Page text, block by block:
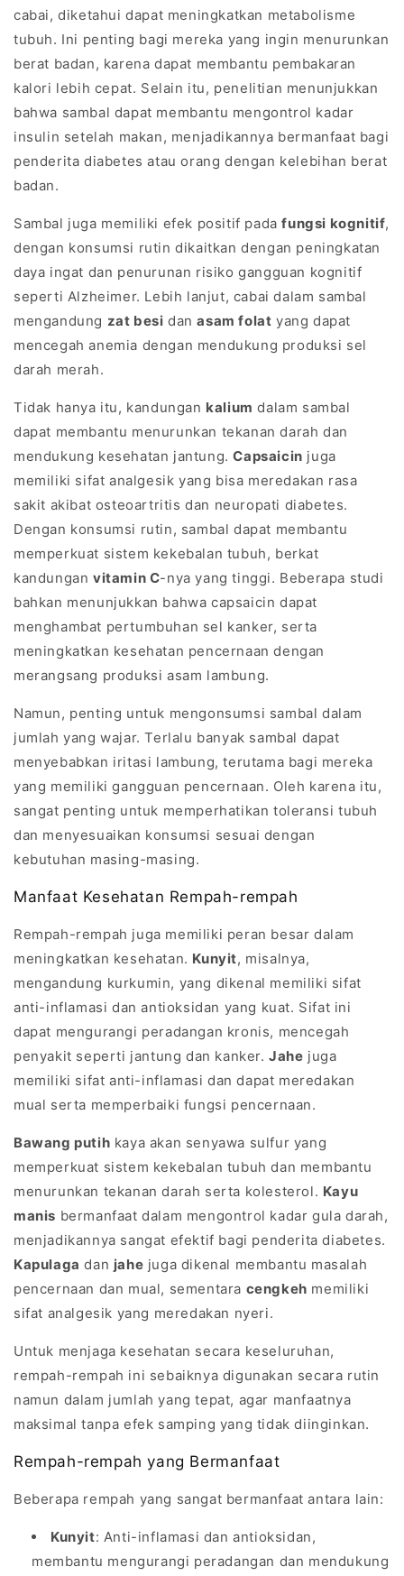
cabai, diketahui dapat meningkatkan metabolisme
tubuh. Ini penting bagi mereka yang ingin menurunkan
berat badan, karena dapat membantu pembakaran
kalori lebih cepat. Selain itu, penelitian menunjukkan
bahwa sambal dapat membantu mengontrol kadar
insulin setelah makan, menjadikannya bermanfaat bagi
penderita diabetes atau orang dengan kelebihan berat
badan.
Sambal juga memiliki efek positif padafungsi kognitif,
dengan konsumsi rutin dikaitkan dengan peningkatan
daya ingat dan penurunan risiko gangguan kognitif
seperti Alzheimer. Lebih lanjut, cabai dalam sambal
mengandung zat besi danasam folat yang dapat
mencegah anemia dengan mendukung produksi sel
darah merah.
Tidak hanya itu, kandungan kalium dalam sambal
dapat membantu menurunkan tekanan darah dan
mendukung kesehatan jantung.Capsaicin juga
memiliki sifat analgesik yang bisa meredakan rasa
sakit akibat osteoartritis dan neuropati diabetes.
Dengan konsumsi rutin, sambal dapat membantu
memperkuat sistem kekebalan tubuh, berkat
kandungan vitamin C-nya yang tinggi. Beberapa studi
bahkan menunjukkan bahwa capsaicin dapat
menghambat pertumbuhan sel kanker, serta
meningkatkan kesehatan pencernaan dengan
merangsang produksi asam lambung.
Namun, penting untuk mengonsumsi sambal dalam
jumlah yang wajar. Terlalu banyak sambal dapat
menyebabkan iritasi lambung, terutama bagi mereka
yang memiliki gangguan pencernaan. Oleh karena itu,
sangat penting untuk memperhatikan toleransi tubuh
dan menyesuaikan konsumsi sesuai dengan
kebutuhan masing-masing.
Manfaat Kesehatan Rempah-rempah
Rempah-rempah juga memiliki peran besar dalam
meningkatkan kesehatan. Kunyit, misalnya,
mengandung kurkumin, yang dikenal memiliki sifat
anti-inflamasi dan antioksidan yang kuat. Sifat ini
dapat mengurangi peradangan kronis, mencegah
penyakit seperti jantung dan kanker.Jahe juga
memiliki sifat anti-inflamasi dan dapat meredakan
mual serta memperbaiki fungsi pencernaan.
Bawang putih kaya akan senyawa sulfur yang
memperkuat sistem kekebalan tubuh dan membantu
menurunkan tekanan darah serta kolesterol. Kayu
manis bermanfaat dalam mengontrol kadar gula darah,
menjadikannya sangat efektif bagi penderita diabetes.
Kapulaga dan jahe juga dikenal membantu masalah
pencernaan dan mual, sementara cengkeh memiliki
sifat analgesik yang meredakan nyeri.
Untuk menjaga kesehatan secara keseluruhan,
rempah-rempah ini sebaiknya digunakan secara rutin
namun dalam jumlah yang tepat, agar manfaatnya
maksimal tanpa efek samping yang tidak diinginkan.
Rempah-rempah yang Bermanfaat
Beberapa rempah yang sangat bermanfaat antara lain:
Kunyit: Anti-inflamasi dan antioksidan,
membantu mengurangi peradangan dan mendukung